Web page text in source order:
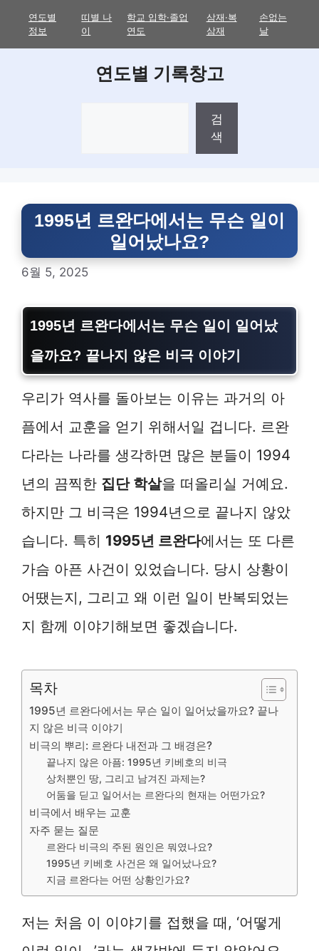
연도별
정보
띠별 나
이
학교 입학·졸업
연도
삼재·복
삼재
손없는
날
연도별 기록창고
검
색
1995년 르완다에서는 무슨 일이
일어났나요?
6월 5, 2025
1995년 르완다에서는 무슨 일이 일어났
을까요? 끝나지 않은 비극 이야기
우리가 역사를 돌아보는 이유는 과거의 아
픔에서 교훈을 얻기 위해서일 겁니다. 르완
다라는 나라를 생각하면 많은 분들이 1994
년의 끔찍한 집단 학살을 떠올리실 거예요.
하지만 그 비극은 1994년으로 끝나지 않았
습니다. 특히 1995년 르완다에서는 또 다른
가슴 아픈 사건이 있었습니다. 당시 상황이
어땠는지, 그리고 왜 이런 일이 반복되었는
지 함께 이야기해보면 좋겠습니다.
목차
1995년 르완다에서는 무슨 일이 일어났을까요? 끝나
지 않은 비극 이야기
비극의 뿌리: 르완다 내전과 그 배경은?
끝나지 않은 아픔: 1995년 키베호의 비극
상처뿐인 땅, 그리고 남겨진 과제는?
어둠을 딛고 일어서는 르완다의 현재는 어떤가요?
비극에서 배우는 교훈
자주 묻는 질문
르완다 비극의 주된 원인은 뭐였나요?
1995년 키베호 사건은 왜 일어났나요?
지금 르완다는 어떤 상황인가요?
저는 처음 이 이야기를 접했을 때, ‘어떻게